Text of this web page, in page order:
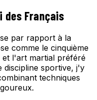
Français
par rapport à la
comme le cinquième
l'art martial préféré
discipline sportive, j'y
techniques